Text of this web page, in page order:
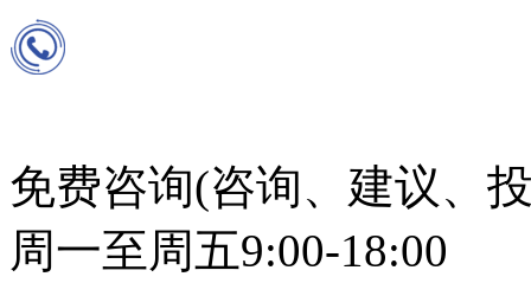
免费咨询(咨询、建议、
周一至周五9:00-18:00